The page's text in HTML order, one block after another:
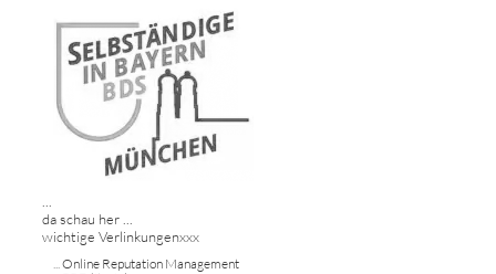
da schau her ...
wichtige Verlinkungenxxx
Online Reputation Management